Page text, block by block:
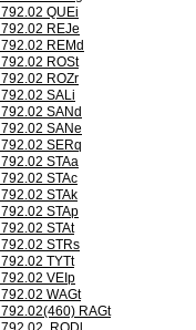
792.02 QUEi
792.02 REJe
792.02 REMd
792.02 ROSt
792.02 ROZr
792.02 SALi
792.02 SANd
792.02 SANe
792.02 SERq
792.02 STAa
792.02 STAc
792.02 STAk
792.02 STAp
792.02 STAt
792.02 STRs
792.02 TYTt
792.02 VEIp
792.02 WAGt
792.02(460) RAGt